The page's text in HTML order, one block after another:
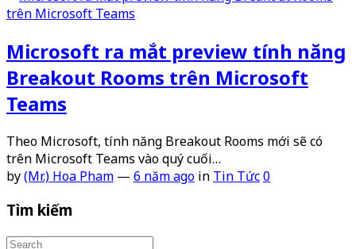
Microsoft ra mắt preview tính năng
Breakout Rooms trên Microsoft
Teams
Theo Microsoft, tính năng Breakout Rooms mới sẽ có
trên Microsoft Teams vào quý cuối…
by(Mr.) Hoa Pham — 6 năm ago in Tin Tức0
Tìm kiếm